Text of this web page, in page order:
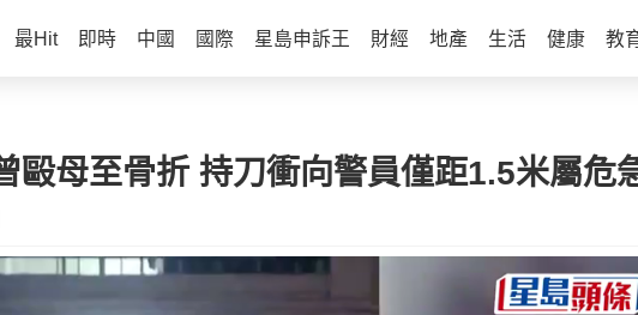
最Hit 即時 中國 國際 星島申訴王 財經 地產 生活 健康 教
毆母至骨折 持刀衝向警員僅距1.5米屬危